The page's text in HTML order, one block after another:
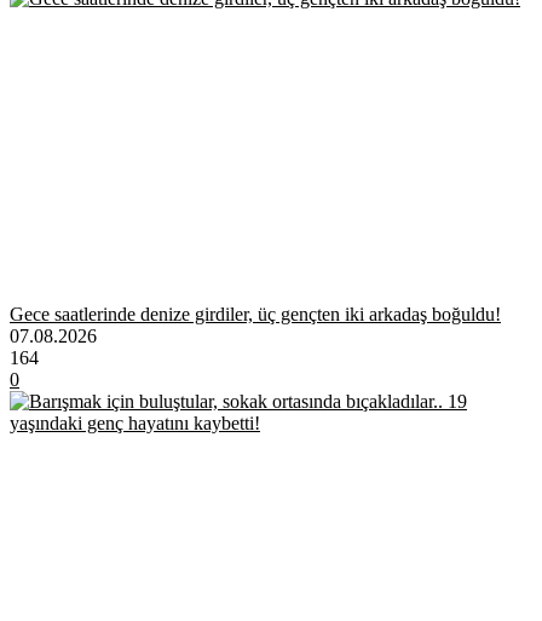
Gece saatlerinde denize girdiler, üç gençten iki arkadaş boğuldu!
07.08.2026
164
0